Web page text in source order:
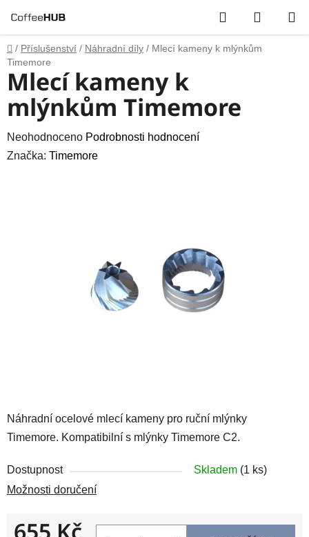
na
obsah
Hledat
KOŠÍK
Domů
/ Příslušenství / Náhradní díly / Mlecí kameny k mlýnkům
Timemore
Náhradní ocelové mlecí kameny pro ruční mlýnky
Timemore. Kompatibilní s mlýnky Timemore C2.
Dostupnost Skladem (1 ks)
Možnosti doručení
655 Kč
Mlecí kameny k
mlýnkům Timemore
Průměrné
hodnocení
Neohodnoceno Podrobnosti hodnocení
Značka: Timemore